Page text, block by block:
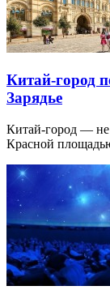
Китай-город
Зарядье
Китай-город — не
Красной